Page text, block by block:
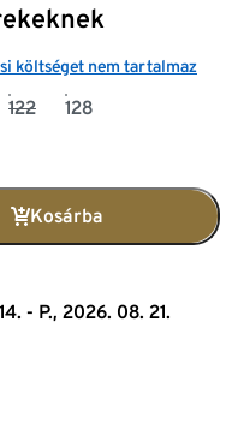
költséget nem tartalmaz
122 128
Kosárba
- P., 2026. 08. 21.